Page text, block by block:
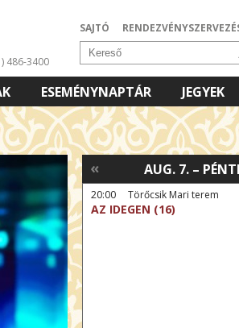
SAJTÓ
486-3400
ESEMÉNYNAPTÁR
JEGYEK
AUG. 7. –
«
20:00 Törőcsik Mari terem
AZ IDEGEN (16)